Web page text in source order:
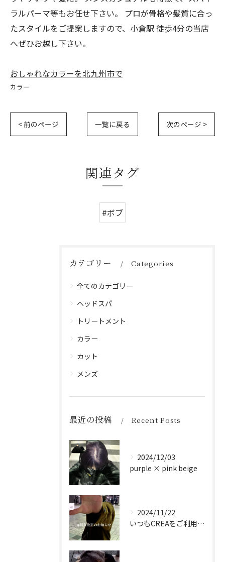
ラルパーマ等もお任せ下さい。 プロが骨格や髪質に合っ
たスタイルをご提案しますので、小倉駅 徒歩4分の当店
へぜひお越し下さい。
おしゃれなカラーを北九州市で
カラー
< 前のページ 一覧に戻る 次のページ >
関連タグ
#ボブ
カテゴリー Categories
全てのカテゴリー
ヘッドスパ
トリートメント
カラー
カット
メンズ
最近の投稿 Recent Posts
2024/12/03
purple × pink beige
2024/11/22
いつもCREAをご利用頂き誠に有難う御座います！